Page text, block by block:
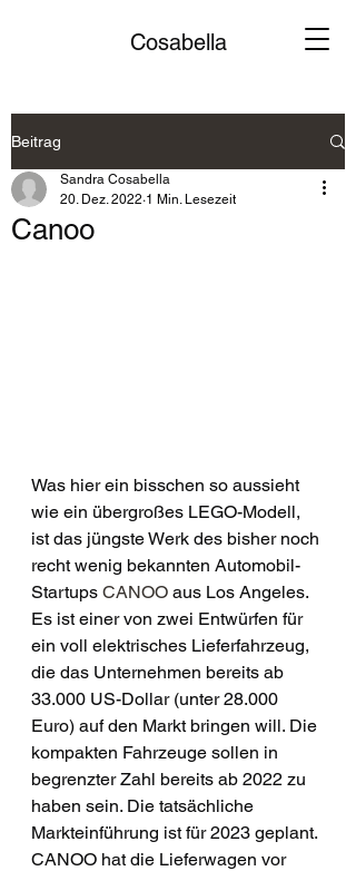
Cosabella
Beitrag
Canoo
Sandra Cosabella
20. Dez. 2022 1 Min. Lesezeit
Was hier ein bisschen so aussieht
wie ein übergroßes LEGO-Modell,
ist das jüngste Werk des bisher noch
recht wenig bekannten Automobil-
Startups CANOO aus Los Angeles.
Es ist einer von zwei Entwürfen für
ein voll elektrisches Lieferfahrzeug,
die das Unternehmen bereits ab
33.000 US-Dollar (unter 28.000
Euro) auf den Markt bringen will. Die
kompakten Fahrzeuge sollen in
begrenzter Zahl bereits ab 2022 zu
haben sein. Die tatsächliche
Markteinführung ist für 2023 geplant.
CANOO hat die Lieferwagen vor